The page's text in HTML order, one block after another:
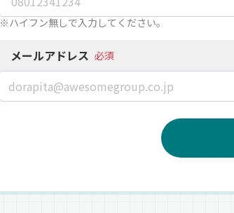
※ハイフン無しで入力してください。
メールアドレス 必須